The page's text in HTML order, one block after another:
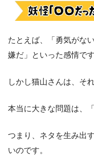
たとえば、「勇気がな
嫌だ」といった感情です
しかし猫山さんは、そ
本当に大きな問題は、
つまり、ネタを生み出
いのです。